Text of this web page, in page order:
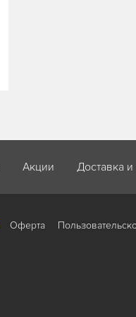
Акции Доставка и
Оферта